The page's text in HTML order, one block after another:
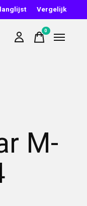
Vergelijk
0items
M-